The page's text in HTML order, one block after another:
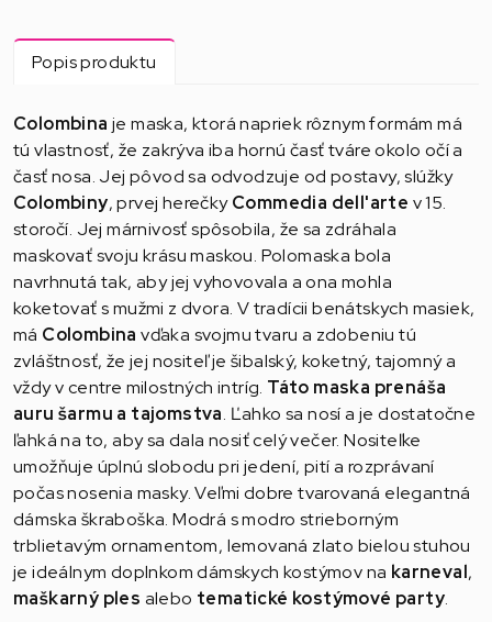
Popis produktu
Colombina je maska, ktorá napriek rôznym formám má
tú vlastnosť, že zakrýva iba hornú časť tváre okolo očí a
časť nosa. Jej pôvod sa odvodzuje od postavy, slúžky
Colombiny, prvej herečkyCommedia dell'arte v 15.
storočí. Jej márnivosť spôsobila, že sa zdráhala
maskovať svoju krásu maskou. Polomaska bola
navrhnutá tak, aby jej vyhovovala a ona mohla
koketovať s mužmi z dvora. V tradícii benátskych masiek,
má Colombina vďaka svojmu tvaru a zdobeniu tú
zvláštnosť, že jej nositeľ je šibalský, koketný, tajomný a
vždy v centre milostných intríg. Táto maska prenáša
auru šarmu a tajomstva. Ľahko sa nosí a je dostatočne
ľahká na to, aby sa dala nosiť celý večer. Nositeľke
umožňuje úplnú slobodu pri jedení, pití a rozprávaní
počas nosenia masky. Veľmi dobre tvarovaná elegantná
dámska škraboška. Modrá s modro strieborným
trblietavým ornamentom, lemovaná zlato bielou stuhou
je ideálnym doplnkom dámskych kostýmov na karneval,
maškarný ples alebo tematické kostýmové party.